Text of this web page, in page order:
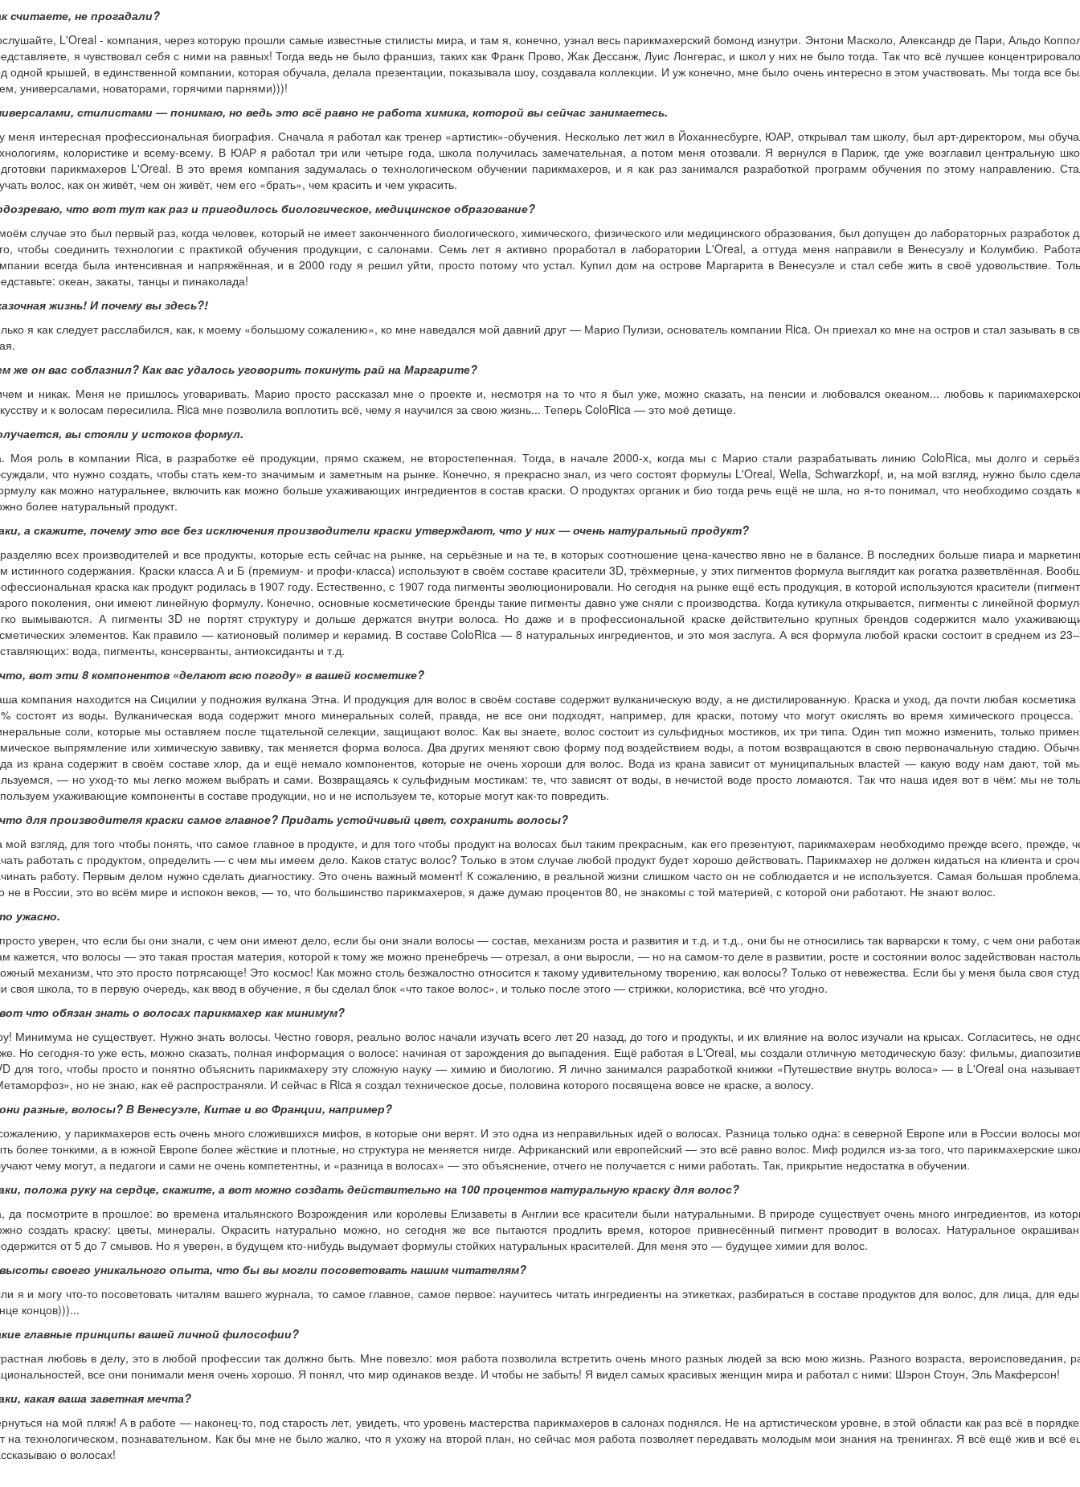
считаете, не прогадали?
L'Oreal - компания, через которую прошли самые известные стилисты мира, и там я, конечно, узнал весь парик­махерский бомонд изнутри. Энтони Масколо, Александр де Пари, Альдо
я чувствовал себя с ними на равных! Тогда ведь не было франшиз, таких как Франк Прово, Жак Дессанж, Луис Лонгерас, и школ у них не было тогда. Так что всё лучшее
одной крышей, в единственной компании, которая обучала, делала презентации, показывала шоу, создавала коллекции. И уж конечно, мне было очень интересно в этом участвовать. Мы тогда все
универсалами, новаторами, горячими парнями)))!
стилистами — понимаю, но ведь это всё равно не работа химика, которой вы сейчас занимаетесь.
меня интересная профессиональная биография. Сначала я работал как тренер «артистик»-обучения. Несколько лет жил в Йоханнесбурге, ЮАР, открывал там школу, был арт-директором, мы
колористике и всему-всему. В ЮАР я работал три или четыре года, школа получилась замечательная, а потом меня отозвали. Я вернулся в Париж, где уже возглавил центральную
парикмахеров L'Oreal. В это время компания задумалась о технологическом обучении парикмахеров, и я как раз занимался разработкой программ обучения по этому направлению.
волос, как он живёт, чем он живёт, чем его «брать», чем красить и чем украсить.
что вот тут как раз и пригодилось биологическое, медицинское образование?
случае это был первый раз, когда человек, который не имеет законченного биологического, химического, физического или медицинского образования, был допущен до лабораторных разработок
чтобы соединить технологии с практикой обучения продукции, с салонами. Семь лет я активно проработал в лаборатории L'Oreal, а оттуда меня направили в Венесуэлу и Колумбию.
всегда была интенсивная и напряжённая, и в 2000 году я решил уйти, просто потому что устал. Купил дом на острове Маргарита в Венесуэле и стал себе жить в своё удовольствие.
океан, закаты, танцы и пинаколада!
жизнь! И почему вы здесь?!
я как следует расслабился, как, к моему «большому сожалению», ко мне наведался мой давний друг — Марио Пулизи, основатель компании Rica. Он приехал ко мне на остров и стал зазывать в
же он вас соблазнил? Как вас удалось уговорить покинуть рай на Маргарите?
и никак. Меня не пришлось уговаривать. Марио просто рассказал мне о проекте и, несмотря на то что я был уже, можно сказать, на пенсии и любовался океаном... любовь к
и к волосам пересилила. Rica мне позволила воплотить всё, чему я научился за свою жизнь... Теперь ColoRica — это моё детище.
вы стояли у истоков формул.
Моя роль в компании Rica, в разработке её продукции, прямо скажем, не второстепенная. Тогда, в начале 2000-х, когда мы с Марио стали разрабатывать линию ColoRica, мы долго и
что нужно создать, чтобы стать кем-то значимым и заметным на рынке. Конечно, я прекрасно знал, из чего состоят формулы L'Oreal, Wella, Schwarzkopf, и, на мой взгляд, нужно было
как можно натуральнее, включить как можно больше ухаживающих ингредиентов в состав краски. О продуктах органик и био тогда речь ещё не шла, но я-то понимал, что необходимо создать
более натуральный продукт.
а скажите, почему это все без исключения производители краски утверждают, что у них — очень натуральный продукт?
всех производителей и все продукты, которые есть сейчас на рынке, на серьёзные и на те, в которых соотношение цена-качество явно не в балансе. В последних больше пиара и
истинного содержания. Краски класса А и Б (премиум- и профи-класса) используют в своём составе красители 3D, трёхмерные, у этих пигментов формула выглядит как рогатка разветвлённая.
краска как продукт родилась в 1907 году. Естественно, с 1907 года пигменты эволюционировали. Но сегодня на рынке ещё есть продукция, в которой используются красители
поколения, они имеют линейную формулу. Конечно, основные косметические бренды такие пигменты давно уже сняли с производства. Когда кутикула открывается, пигменты с линейной
вымываются. А пигменты 3D не портят структуру и дольше держатся внутри волоса. Но даже и в профессиональной краске действительно крупных брендов содержится мало
элементов. Как правило — катионовый полимер и керамид. В составе ColoRica — 8 натуральных ингредиентов, и это моя заслуга. А вся формула любой краски состоит в среднем из
вода, пигменты, консерванты, антиоксиданты и т.д.
вот эти 8 компонентов «делают всю погоду» в вашей косметике?
компания находится на Сицилии у подножия вулкана Этна. И продукция для волос в своём составе содержит вулканическую воду, а не дистилированную. Краска и уход, да почти любая косметика
состоят из воды. Вулканическая вода содержит много минеральных солей, правда, не все они подходят, например, для краски, потому что могут окислять во время химического процесса.
соли, которые мы оставляем после тщательной селекции, защищают волос. Как вы знаете, волос состоит из сульфидных мостиков, их три типа. Один тип можно изменить, только
выпрямление или химическую завивку, так меняется форма волоса. Два других меняют свою форму под воздействием воды, а потом возвращаются в свою первоначальную стадию.
из крана содержит в своём составе хлор, да и ещё немало компонентов, которые не очень хороши для волос. Вода из крана зависит от муниципальных властей — какую воду нам дают, той
— но уход-то мы легко можем выбрать и сами. Возвращаясь к сульфидным мостикам: те, что зависят от воды, в нечистой воде просто ломаются. Так что наша идея вот в чём: мы не
ухаживающие компоненты в составе продукции, но и не используем те, которые могут как-то повредить.
для производителя краски самое главное? Придать устойчивый цвет, сохранить волосы?
мой взгляд, для того чтобы понять, что самое главное в продукте, и для того чтобы продукт на волосах был таким прекрасным, как его презентуют, парикмахерам необходимо прежде всего, прежде,
работать с продуктом, определить — с чем мы имеем дело. Каков статус волос? Только в этом случае любой продукт будет хорошо действовать. Парикмахер не должен кидаться на клиента и
работу. Первым делом нужно сделать диагностику. Это очень важный момент! К сожалению, в реальной жизни слишком часто он не соб­людается и не используется. Самая большая
не в России, это во всём мире и испокон веков, — то, что большинство парикмахеров, я даже думаю процентов 80, не знакомы с той материей, с которой они работают. Не знают волос.
ужасно.
уверен, что если бы они знали, с чем они имеют дело, если бы они знали волосы — состав, механизм роста и развития и т.д. и т.д., они бы не относились так варварски к тому, с чем они
кажется, что волосы — это такая простая материя, которой к тому же можно пренебречь — отрезал, а они выросли, — но на самом-то деле в развитии, росте и сос­тоянии волос задействован
механизм, что это просто потрясающе! Это космос! Как можно столь безжалостно относится к такому удивительному творению, как волосы? Только от невежества. Если бы у меня была своя
своя школа, то в первую очередь, как ввод в обучение, я бы сделал блок «что такое волос», и только после этого — стрижки, колористика, всё что угодно.
что обязан знать о волосах парик­махер как минимум?
Минимума не существует. Нужно знать волосы. Честно говоря, реально волос начали изучать всего лет 20 назад, до того и продукты, и их влияние на волос изучали на крысах. Согласитесь, не
Но сегодня-то уже есть, можно сказать, полная информация о волосе: начиная от зарождения до выпадения. Ещё работая в L'Oreal, мы создали отличную методическую базу: фильмы,
для того, чтобы просто и понятно объяснить парикмахеру эту сложную науку — химию и биологию. Я лично занимался разработкой книжки «Путешествие внутрь волоса» — в L'Oreal она
но не знаю, как её распространяли. И сейчас в Rica я создал техническое досье, половина которого посвящена вовсе не краске, а волосу.
разные, волосы? В Венесуэле, Китае и во Франции, например?
у парикмахеров есть очень много сложившихся мифов, в которые они верят. И это одна из неправильных идей о волосах. Разница только одна: в северной Европе или в России волосы
более тонкими, а в южной Европе более жёсткие и плотные, но структура не меняется нигде. Африканский или европейский — это всё равно волос. Миф родился из-за того, что парикмахерские
чему могут, а педагоги и сами не очень компетентны, и «разница в волосах» — это объяснение, отчего не получается с ними работать. Так, прикрытие недос­татка в обучении.
положа руку на сердце, скажите, а вот можно создать действительно на 100 процентов натуральную краску для волос?
да посмотрите в прошлое: во времена итальянского Возрождения или королевы Елизаветы в Англии все красители были натуральными. В природе существует очень много ингредиентов, из
создать краску: цветы, минералы. Окрасить натурально можно, но сегодня же все пытаются продлить время, которое привнесённый пигмент проводит в волосах. Натуральное
от 5 до 7 смывов. Но я уверен, в будущем кто-нибудь выдумает формулы стойких натуральных красителей. Для меня это — будущее химии для волос.
своего уникального опыта, что бы вы могли посоветовать нашим читателям?
я и могу что-то посоветовать читалям вашего журнала, то самое главное, самое первое: научитесь читать ингредиенты на этикетках, разбираться в составе продуктов для волос, для лица, для
концов)))...
главные принципы вашей личной философии?
любовь в делу, это в любой профессии так должно быть. Мне повезло: моя работа позволила встретить очень много разных людей за всю мою жизнь. Разного возраста, вероисповедания,
все они понимали меня очень хорошо. Я понял, что мир одинаков везде. И чтобы не забыть! Я видел самых красивых женщин мира и работал с ними: Шэрон Стоун, Эль Макферсон!
какая ваша заветная мечта?
на мой пляж! А в работе — наконец-то, под старость лет, увидеть, что уровень мастерства парикмахеров в салонах поднялся. Не на артистическом уровне, в этой области как раз всё в
на технологическом, познавательном. Как бы мне не было жалко, что я ухожу на второй план, но сейчас моя работа позволяет передавать молодым мои знания на тренингах. Я всё ещё жив и всё
о волосах!